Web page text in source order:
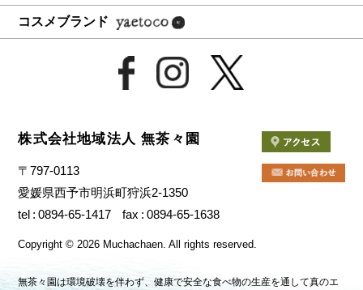
コスメブランド
株式会社地域法人 無茶々園
〒797-0113
愛媛県西予市明浜町狩浜2-1350
tel
0894-65-1417 fax 0894-65-1638
Copyright© 2026 Muchachaen.All rights reserved.
無茶々園は環境破壊を伴わず、健康で安全な食べ物の生産を通して真のエ